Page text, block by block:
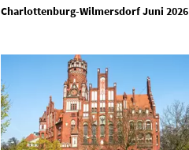
Charlottenburg-Wilmersdorf Juni 2026